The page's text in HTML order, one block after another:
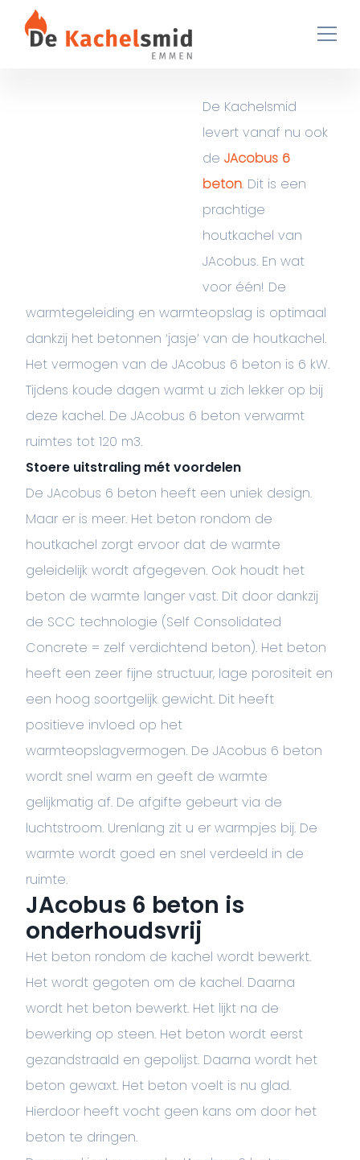
Ga naar de inhoud
De Kachelsmid
levert vanaf nu ook
de JAcobus 6
beton. Dit is een
prachtige
houtkachel van
JAcobus. En wat
voor één! De
warmtegeleiding en warmteopslag is optimaal
dankzij het betonnen ‘jasje’ van de houtkachel.
Het vermogen van de JAcobus 6 beton is 6 kW.
Tijdens koude dagen warmt u zich lekker op bij
deze kachel. De JAcobus 6 beton verwarmt
ruimtes tot 120 m3.
Stoere uitstraling mét voordelen
De JAcobus 6 beton heeft een uniek design.
Maar er is meer. Het beton rondom de
houtkachel zorgt ervoor dat de warmte
geleidelijk wordt afgegeven. Ook houdt het
beton de warmte langer vast. Dit door dankzij
de SCC technologie (Self Consolidated
Concrete = zelf verdichtend beton). Het beton
heeft een zeer fijne structuur, lage porositeit en
een hoog soortgelijk gewicht. Dit heeft
positieve invloed op het
warmteopslagvermogen. De JAcobus 6 beton
wordt snel warm en geeft de warmte
gelijkmatig af. De afgifte gebeurt via de
luchtstroom. Urenlang zit u er warmpjes bij. De
warmte wordt goed en snel verdeeld in de
ruimte.
JAcobus 6 beton is
onderhoudsvrij
Het beton rondom de kachel wordt bewerkt.
Het wordt gegoten om de kachel. Daarna
wordt het beton bewerkt. Het lijkt na de
bewerking op steen. Het beton wordt eerst
gezandstraald en gepolijst. Daarna wordt het
beton gewaxt. Het beton voelt is nu glad.
Hierdoor heeft vocht geen kans om door het
beton te dringen.